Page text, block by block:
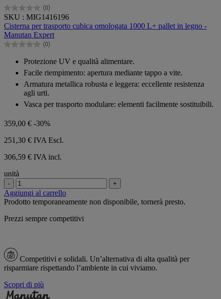
(0)
0.0
su
5
stelle.
SKU : MIG1416196
Cisterna per trasporto cubica omologata 1000 L+ pallet in legno -
Manutan Expert
(0)
0.0
stelle.
Protezione UV e qualità alimentare.
Facile riempimento: apertura mediante tappo a vite.
Armatura metallica robusta e leggera: eccellente resistenza
agli urti.
Vasca per trasporto modulare: elementi facilmente sostituibili.
359,00 € -30%
251,30 € IVA Escl.
306,59 € IVA incl.
unità
- +
Aggiungi al carrello
Prodotto temporaneamente non disponibile, tornerà presto.
Prezzi sempre competitivi
Competitivi e solidali. Un’alternativa di alta qualità per
risparmiare rispettando l’ambiente in cui viviamo.
Scopri di più